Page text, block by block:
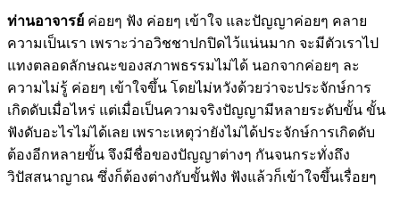
ท่านอาจารย์ ค่อยๆ ฟัง ค่อยๆ เข้าใจ และปัญญาค่อยๆ คลาย
ความเป็นเรา เพราะว่าอวิชชาปกปิดไว้แน่นมาก จะมีตัวเราไป
แทงตลอดลักษณะของสภาพธรรมไม่ได้ นอกจากค่อยๆ ละ
ความไม่รู้ ค่อยๆ เข้าใจขึ้น โดยไม่หวังด้วยว่าจะประจักษ์การ
เกิดดับเมื่อไหร่ แต่เมื่อเป็นความจริงปัญญามีหลายระดับขั้น ขั้น
ฟังดับอะไรไม่ได้เลย เพราะเหตุว่ายังไม่ได้ประจักษ์การเกิดดับ
ต้องอีกหลายขั้น จึงมีชื่อของปัญญาต่างๆ กันจนกระทั่งถึง
วิปัสสนาญาณ ซึ่งก็ต้องต่างกับขั้นฟัง ฟังแล้วก็เข้าใจขึ้นเรื่อยๆ